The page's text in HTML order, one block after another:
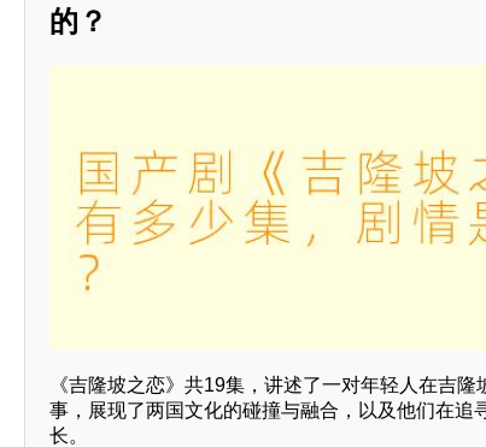
的？
《吉隆坡之恋》共19集，讲述了一对年轻人在吉
事，展现了两国文化的碰撞与融合，以及他们在追
长。